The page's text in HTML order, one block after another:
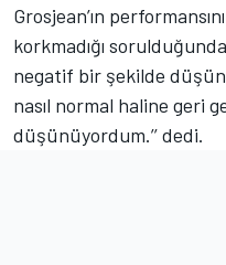
Grosjean’ın
korkmadığı
negatif bir şekilde
nasıl normal haline geri
düşünüyordum.’’ dedi.